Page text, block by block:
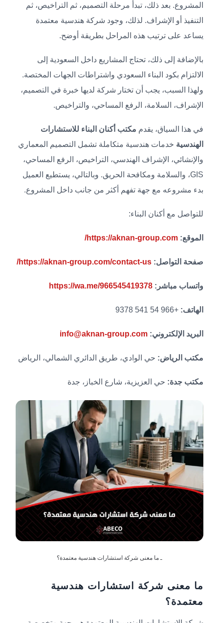
المشروع. بعد ذلك، تبدأ مرحلة التصميم، ثم التراخيص، ثم
التنفيذ أو الإشراف. لذلك، وجود شركة هندسية معتمدة
يساعد على ترتيب هذه المراحل بطريقة أوضح.
بالإضافة إلى ذلك، تحتاج المشاريع داخل السعودية إلى
الالتزام بكود البناء السعودي واشتراطات الجهات المختصة.
ولهذا السبب، يجب أن تختار شركة لديها خبرة في التصميم،
الإشراف، السلامة، الرفع المساحي، والتراخيص.
في هذا السياق، يقدم مكتب أكنان البناء للاستشارات
الهندسية خدمات هندسية متكاملة تشمل التصميم المعماري
والإنشائي، الإشراف الهندسي، التراخيص، الرفع المساحي،
GIS، والسلامة ومكافحة الحريق. وبالتالي، يستطيع العميل
بدء مشروعه مع جهة تفهم أكثر من جانب داخل المشروع.
للتواصل مع أكنان البناء:
الموقع: https://aknan-group.com/
صفحة التواصل: https://aknan-group.com/contact-us/
واتساب مباشر: https://wa.me/966545419378
الهاتف: +966 54 541 9378
البريد الإلكتروني: info@aknan-group.com
مكتب الرياض: حي الوادي، طريق الدائري الشمالي، الرياض
مكتب جدة: حي العزيزية، شارع الخباز، جدة
ـ ما معنى شركة استشارات هندسية معتمدة؟
ما معنى شركة استشارات هندسية
معتمدة؟